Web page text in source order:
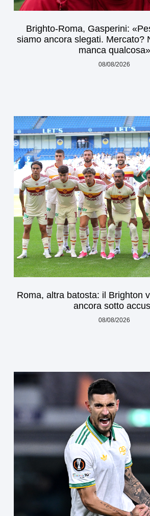
Brighto-Roma, Gasperini:
siamo ancora slegati. Mercato?
manca qualcosa»
08/08/2026
Roma, altra batosta: il Brighton
ancora sotto
08/08/2026